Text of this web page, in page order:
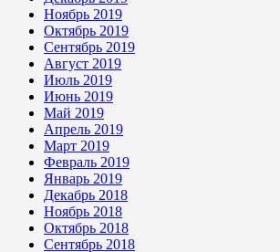
Ноябрь 2019
Октябрь 2019
Сентябрь 2019
Август 2019
Июль 2019
Июнь 2019
Май 2019
Апрель 2019
Март 2019
Февраль 2019
Январь 2019
Декабрь 2018
Ноябрь 2018
Октябрь 2018
Сентябрь 2018